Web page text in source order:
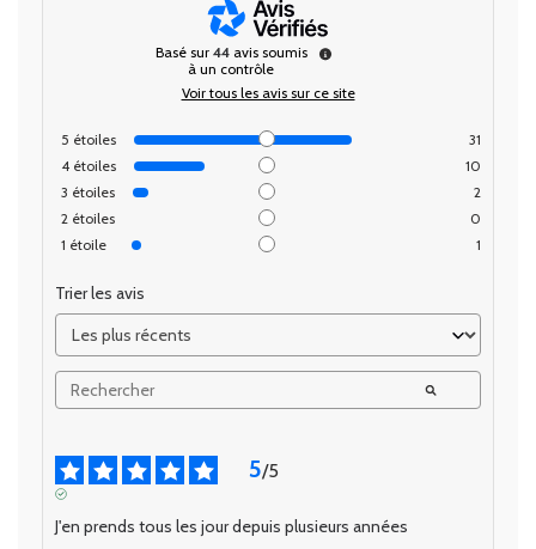
Basé sur 44 avis soumis
à un contrôle
Voir tous les avis sur ce site
5 étoiles
31
4 étoiles
10
3 étoiles
2
2 étoiles
0
1 étoile 1
Trier les avis
5/5
J'en prends tous les jour depuis plusieurs années